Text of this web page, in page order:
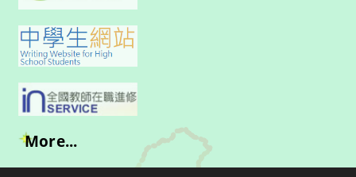
More...